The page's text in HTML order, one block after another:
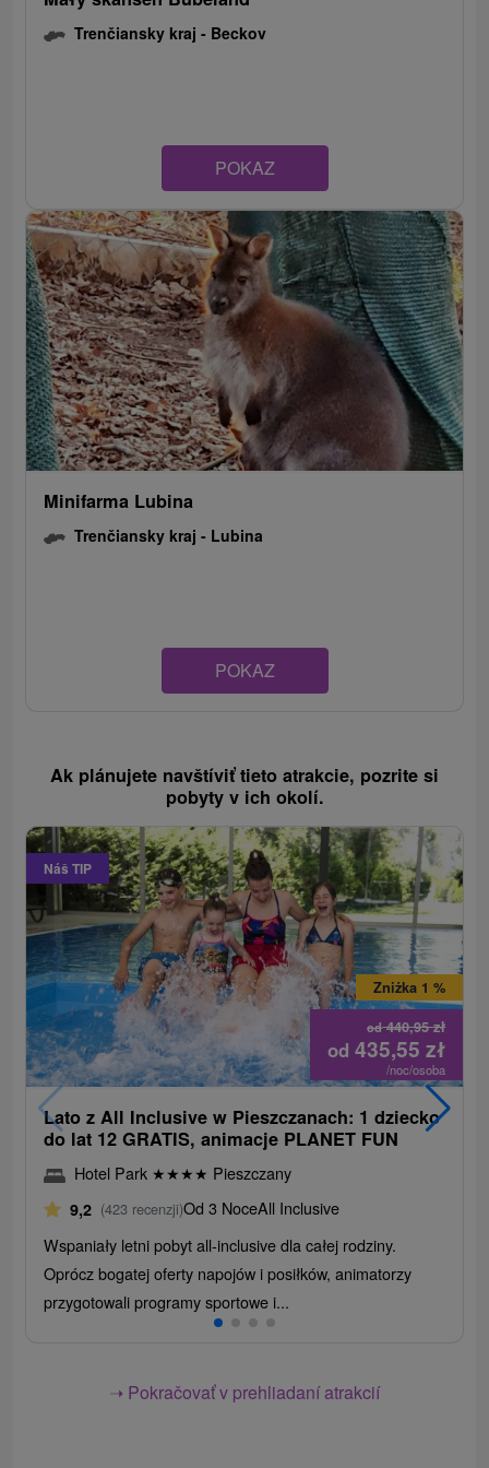
Trenčiansky kraj - Beckov
POKAZ
Minifarma Lubina
Trenčiansky kraj - Lubina
POKAZ
Ak plánujete navštíviť tieto atrakcie, pozrite si
pobyty v ich okolí.
Náš TIP
od440,95zł
Zniżka 1 %
od 435,55zł
/noc/osoba
Lato z All Inclusive w Pieszczanach: 1 dziecko
do lat 12 GRATIS, animacje PLANET FUN
Hotel Park ★★★★ Pieszczany
9,2 (423 recenzji)Od 3 NoceAll Inclusive
Wspaniały letni pobyt all-inclusive dla całej rodziny.
Oprócz bogatej oferty napojów i posiłków, animatorzy
przygotowali programy sportowe i...
➝ Pokračovať v prehliadaní atrakcií